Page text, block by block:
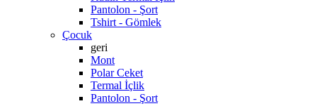
Pantolon - Şort
Tshirt - Gömlek
Çocuk
geri
Mont
Polar Ceket
Termal İçlik
Pantolon - Şort